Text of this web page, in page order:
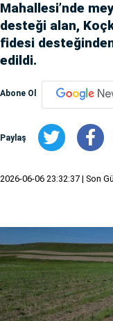
Mahallesi’nde
desteği alan,
fidesi
edildi.
Abone Ol
Paylaş
2026-06-06 23:32:37 | Son